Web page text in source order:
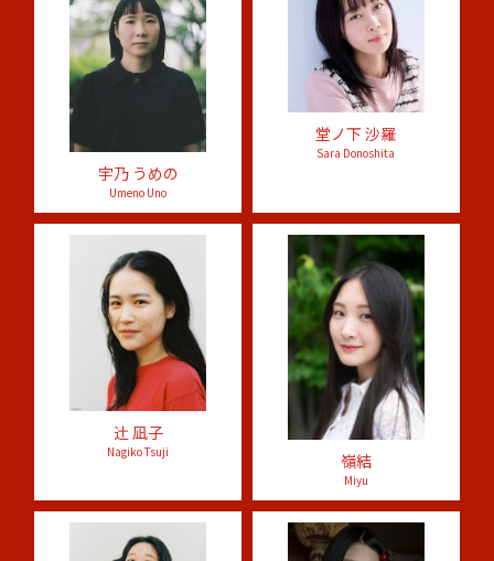
宇乃 うめの
Umeno Uno
堂ノ下 沙羅
Sara Donoshita
辻󠄀 凪⼦
Nagiko Tsuji 嶺結
Miyu